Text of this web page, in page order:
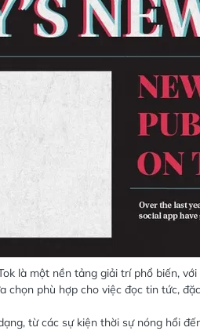
là một nền tảng giải trí phổ biến,
phù hợp cho việc đọc tin tức,
từ các sự kiện thời sự nóng hổi